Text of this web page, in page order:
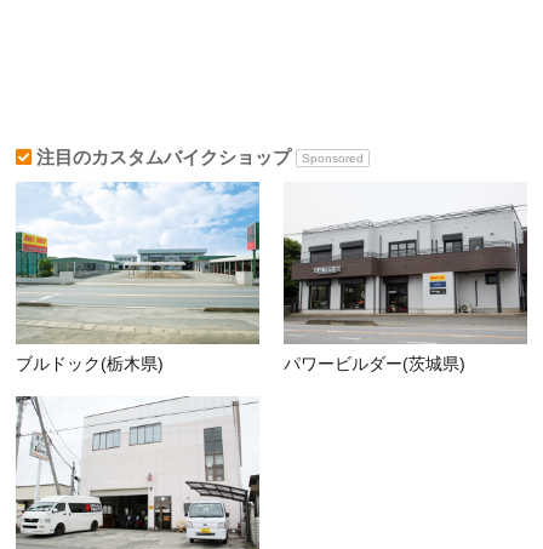
注目のカスタムバイクショップ Sponsored
ブルドック(栃木県) パワービルダー(茨城県)